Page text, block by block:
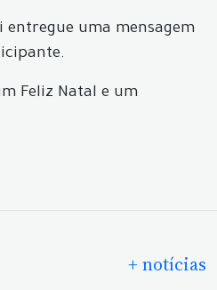
uma mensagem
Feliz Natal e um
+ notícias